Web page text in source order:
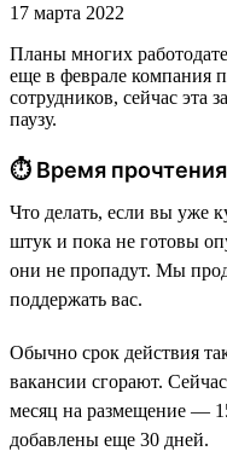
17 марта 2022
Планы многих
еще в феврале компания
сотрудников, сейчас эта
паузу.
⏱ Время
Что делать, если вы уже
штук и пока не готовы
они не пропадут. Мы
поддержать вас.
Обычно срок действия
вакансии сгорают.
месяц на размещение —
добавлены еще 30 дней.